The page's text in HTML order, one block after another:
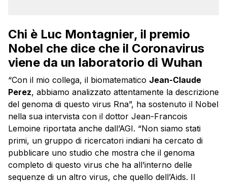
Chi è Luc Montagnier, il premio
Nobel che dice che il Coronavirus
viene da un laboratorio di Wuhan
“Con il mio collega, il biomatematico Jean-Claude
Perez, abbiamo analizzato attentamente la descrizione
del genoma di questo virus Rna”, ha sostenuto il Nobel
nella sua intervista con il dottor Jean-Francois
Lemoine riportata anche dall’AGI. “Non siamo stati
primi, un gruppo di ricercatori indiani ha cercato di
pubblicare uno studio che mostra che il genoma
completo di questo virus che ha all’interno delle
sequenze di un altro virus, che quello dell’Aids. Il